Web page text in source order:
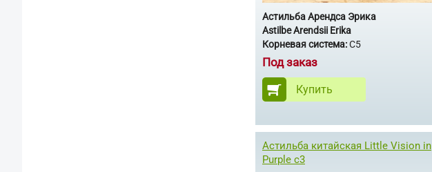
Астильба Арендса Эрика
Astilbe Arendsii Erika
Корневая система:С5
Под заказ
Купить
Астильба китайская Little Vision in
Purple с3